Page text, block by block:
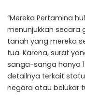
“Mereka Pertamina
menunjukkan
tanah yang mereka
tua. Karena, surat
sanga-sanga hanya
detailnya terkait
negara atau belukar